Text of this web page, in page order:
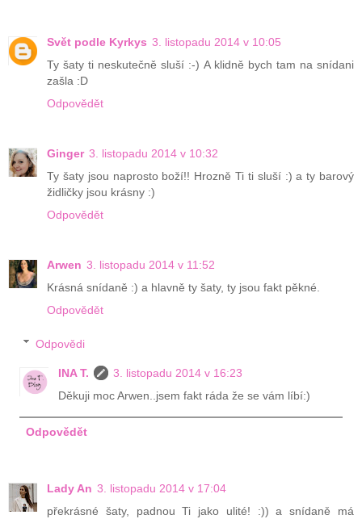
Svět podle Kyrkys 3. listopadu 2014 v 10:05
Ty šaty ti neskutečně sluší :-) A klidně bych tam na snídani
zašla :D
Odpovědět
Ginger 3. listopadu 2014 v 10:32
Ty šaty jsou naprosto boží!! Hrozně Ti ti sluší :) a ty barový
židličky jsou krásny :)
Odpovědět
Arwen 3. listopadu 2014 v 11:52
Krásná snídaně :) a hlavně ty šaty, ty jsou fakt pěkné.
Odpovědět
Odpovědi
INA T.
3. listopadu 2014 v 16:23
Děkuji moc Arwen..jsem fakt ráda že se vám líbí:)
Odpovědět
Lady An 3. listopadu 2014 v 17:04
překrásné šaty, padnou Ti jako ulité! :)) a snídaně má